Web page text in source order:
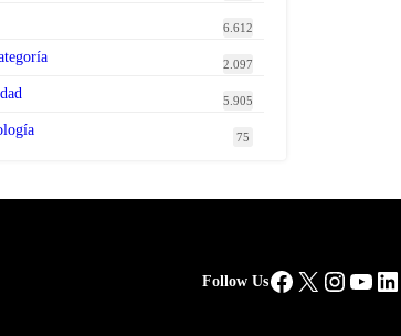
6.612
2.097
5.905
75
Follow UsFacebook
X